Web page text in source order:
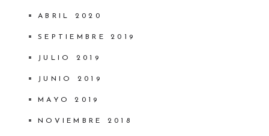
ABRIL 2020
SEPTIEMBRE 2019
JULIO 2019
JUNIO 2019
MAYO 2019
NOVIEMBRE 2018